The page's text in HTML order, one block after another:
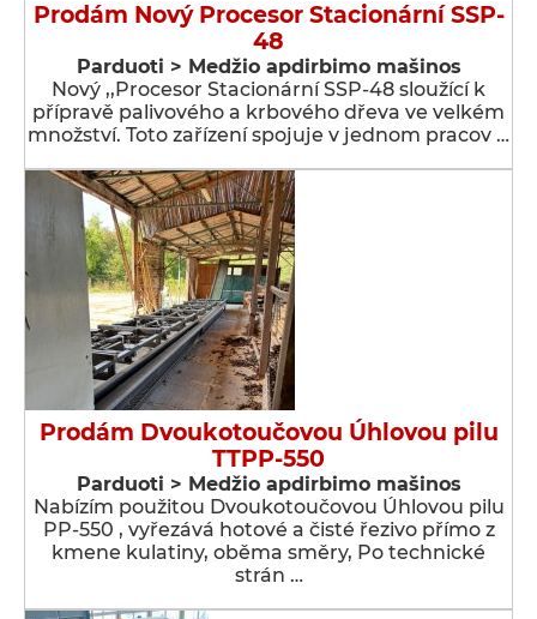
Prodám Nový Procesor Stacionární SSP-
48
Parduoti > Medžio apdirbimo mašinos
Nový ,,Procesor Stacionární SSP-48 sloužící k
přípravě palivového a krbového dřeva ve velkém
množství. Toto zařízení spojuje v jednom pracov …
Prodám Dvoukotoučovou Úhlovou pilu
TTPP-550
Parduoti > Medžio apdirbimo mašinos
Nabízím použitou Dvoukotoučovou Úhlovou pilu
PP-550 , vyřezává hotové a čisté řezivo přímo z
kmene kulatiny, oběma směry, Po technické
strán …